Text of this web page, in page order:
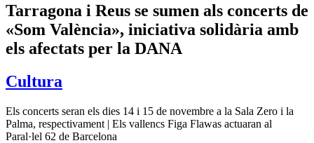
Tarragona i Reus se sumen als concerts de
«Som València», iniciativa solidària amb
els afectats per la DANA
Cultura
Els concerts seran els dies 14 i 15 de novembre a la Sala Zero i la
Palma, respectivament | Els vallencs Figa Flawas actuaran al
Paral·lel 62 de Barcelona